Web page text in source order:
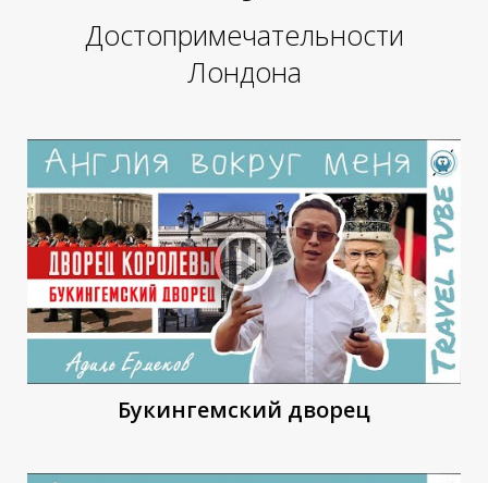
Т
Т
Достопримечательности
Лондона
Букингемский дворец